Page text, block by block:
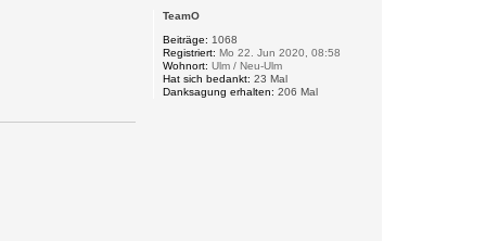
TeamO
Beiträge: 1068
Registriert: Mo 22. Jun 2020, 08:58
Wohnort: Ulm / Neu-Ulm
Hat sich bedankt: 23 Mal
Danksagung erhalten: 206 Mal